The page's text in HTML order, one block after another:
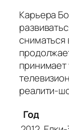
Карьера
сниматься
принимает
реалити-
Год